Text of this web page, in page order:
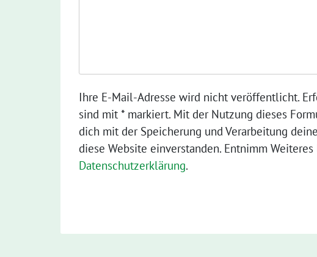
Ihre E-Mail-Adresse wird nicht veröffentlicht.
sind mit * markiert. Mit der Nutzung dieses
dich mit der Speicherung und Verarbeitung
diese Website einverstanden. Entnimm
Datenschutzerklärung.